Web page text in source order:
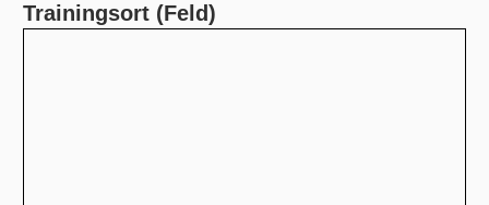
Trainingsort (Feld)